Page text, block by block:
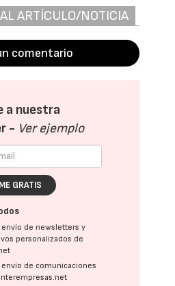
ARTÍCULO/NOTICIA
comentario
a nuestra
- Ver ejemplo
GRATIS
de newsletters y
personalizados de
de comunicaciones